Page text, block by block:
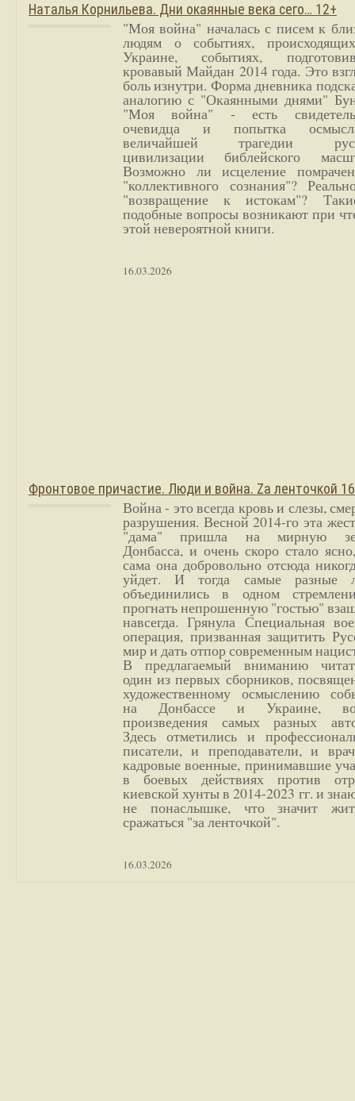
Наталья Корнильева. Дни окаянные века сего… 12+
"Моя война" началась с писем к
людям о событиях,
Украине, событиях,
кровавый Майдан 2014 года. Это
боль изнутри. Форма дневника
аналогию с "Окаянными днями"
"Моя война" - есть
очевидца и попытка
величайшей трагедии
цивилизации библейского
Возможно ли исцеление
"коллективного сознания"?
"возвращение к истокам"?
подобные вопросы возникают при
этой невероятной книги.
16.03.2026
Фронтовое причастие. Люди и война. Zа ленточкой
Война - это всегда кровь и слезы,
разрушения. Весной 2014-го эта
"дама" пришла на мирную
Донбасса, и очень скоро стало
сама она добровольно отсюда
уйдет. И тогда самые разные
объединились в одном
прогнать непрошенную "гостью"
навсегда. Грянула Специальная
операция, призванная защитить
мир и дать отпор современным
В предлагаемый вниманию
один из первых сборников,
художественному осмыслению
на Донбассе и Украине,
произведения самых разных
Здесь отметились и
писатели, и преподаватели, и
кадровые военные, принимавшие
в боевых действиях против
киевской хунты в 2014-2023 гг. и
не понаслышке, что значит
сражаться "за ленточкой".
16.03.2026